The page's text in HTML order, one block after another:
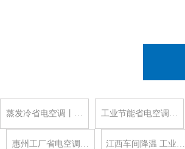
蒸发冷省电空调丨… 工业节能省电空调…
惠州工厂省电空调… 江西车间降温 工业…